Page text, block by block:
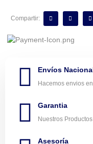
Compartir:
Envíos
Hacemos envios
Garantia
Nuestros
Asesoría